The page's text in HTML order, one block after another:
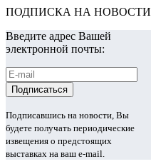
ПОДПИСКА НА НОВОСТИ
Введите адрес Вашей
электронной почты:
Подписавшись на новости, Вы
будете получать периодические
извещения о предстоящих
выставках на ваш e-mail.